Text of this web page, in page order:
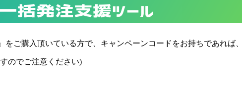
一括発注支援ツール
』をご購入頂いている方で、キャンペーンコードをお持ちであれば、
のでご注意ください)